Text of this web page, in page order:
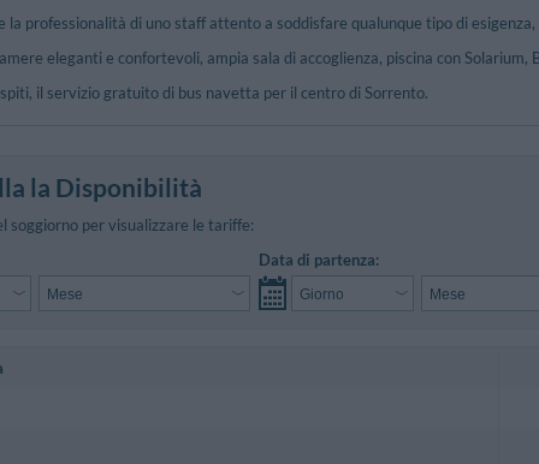
la professionalità di uno staff attento a soddisfare qualunque tipo di
eleganti e confortevoli, ampia sala di accoglienza, piscina con Solarium,
il servizio gratuito di bus navetta per il centro di Sorrento.
la Disponibilità
soggiorno per visualizzare le tariffe:
Data di partenza: